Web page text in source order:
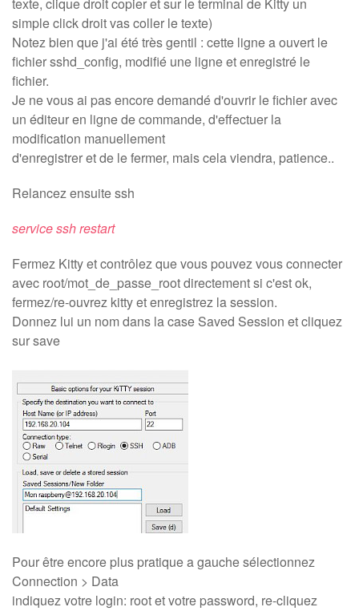
simple click droit vas coller le texte)
Notez bien que j'ai été très gentil : cette ligne a ouvert le
fichier sshd_config, modifié une ligne et enregistré le
fichier.
Je ne vous ai pas encore demandé d'ouvrir le fichier avec
un éditeur en ligne de commande, d'effectuer la
modification manuellement
d'enregistrer et de le fermer, mais cela viendra, patience..
Relancez ensuite ssh
service ssh restart
Fermez Kitty et contrôlez que vous pouvez vous connecter
avec root/mot_de_passe_root directement si c'est ok,
fermez/re-ouvrez kitty et enregistrez la session.
Donnez lui un nom dans la case Saved Session et cliquez
sur save
Pour être encore plus pratique a gauche sélectionnez
Connection > Data
indiquez votre login: root et votre password, re-cliquez